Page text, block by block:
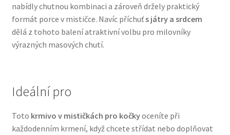
Purizon pro psy — Vysoký obsah masa, bez obilovin
Royal Canin pro psy
Vodítka a obojky
Wolf of Wilderness
nabídly chutnou kombinaci a zároveň držely praktický
formát porce v mističce. Navíc příchuťs játry a srdcem
dělá z tohoto balení atraktivní volbu pro milovníky
výrazných masových chutí.
Ideální pro
Toto krmivo v mističkách pro kočkyoceníte při
každodenním krmení, když chcete střídat nebo doplňovat